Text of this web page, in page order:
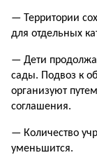
— Территории
для отдельных
— Дети
сады. Подвоз к
организуют
соглашения.
— Количество
уменьшится.